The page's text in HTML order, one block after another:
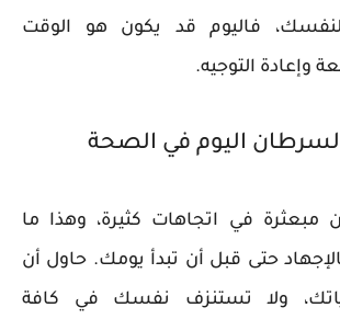
فاليوم قد يكون هو الوقت
وإعادة التوجيه.
اليوم في الصحة
في اتجاهات كثيرة، وهذا ما
حتى قبل أن تبدأ يومك. حاول أن
ولا تستنزف نفسك في كافة